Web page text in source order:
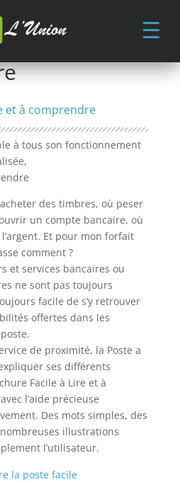
à lire et à
et à comprendre
à tous son fonctionnement
des timbres, où peser
un compte bancaire, où
Et pour mon forfait
comment ?
et services bancaires ou
ne sont pas toujours
facile de s’y retrouver
offertes dans les
de proximité, la Poste a
ses différents
Facile à Lire et à
l’aide précieuse
Des mots simples, des
illustrations
l’utilisateur.
la poste facile